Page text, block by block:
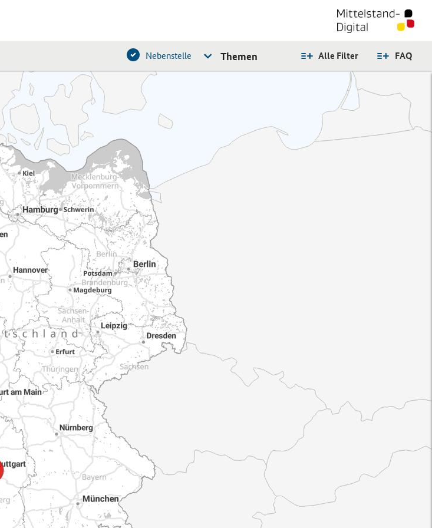
FAQ
Alle Filter
Nebenstelle Themen